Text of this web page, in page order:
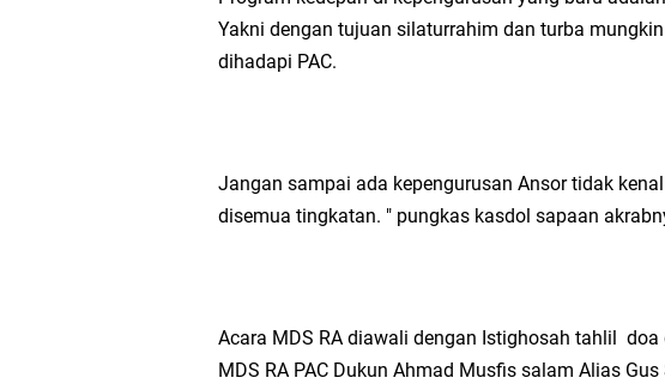
Yakni dengan tujuan silaturrahim dan turba
dihadapi PAC.
Jangan sampai ada kepengurusan Ansor tidak
disemua tingkatan. " pungkas kasdol sapaan
Acara MDS RA diawali dengan Istighosah tahlil
MDS RA PAC Dukun Ahmad Musfis salam Alias